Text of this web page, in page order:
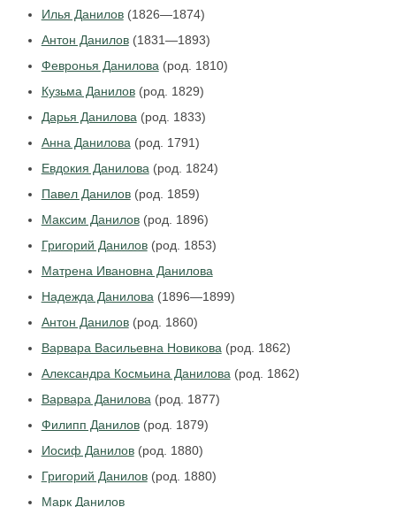
Илья Данилов(1826—1874)
Антон Данилов(1831—1893)
Февронья Данилова(род. 1810)
Кузьма Данилов(род. 1829)
Дарья Данилова(род. 1833)
Анна Данилова(род. 1791)
Евдокия Данилова(род. 1824)
Павел Данилов(род. 1859)
Максим Данилов(род. 1896)
Григорий Данилов(род. 1853)
Матрена Ивановна Данилова
Надежда Данилова(1896—1899)
Антон Данилов(род. 1860)
Варвара Васильевна Новикова(род. 1862)
Александра Космьина Данилова(род. 1862)
Варвара Данилова(род. 1877)
Филипп Данилов(род. 1879)
Иосиф Данилов(род. 1880)
Григорий Данилов(род. 1880)
Марк Данилов